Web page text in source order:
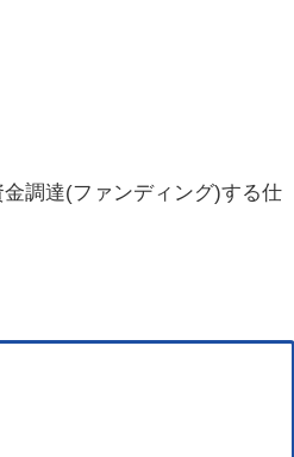
調達(ファンディング)する仕